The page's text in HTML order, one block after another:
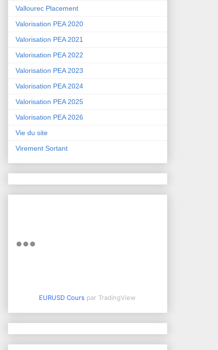
Vallourec Placement
Valorisation PEA 2020
Valorisation PEA 2021
Valorisation PEA 2022
Valorisation PEA 2023
Valorisation PEA 2024
Valorisation PEA 2025
Valorisation PEA 2026
Vie du site
Virement Sortant
EURUSD Cours par TradingView